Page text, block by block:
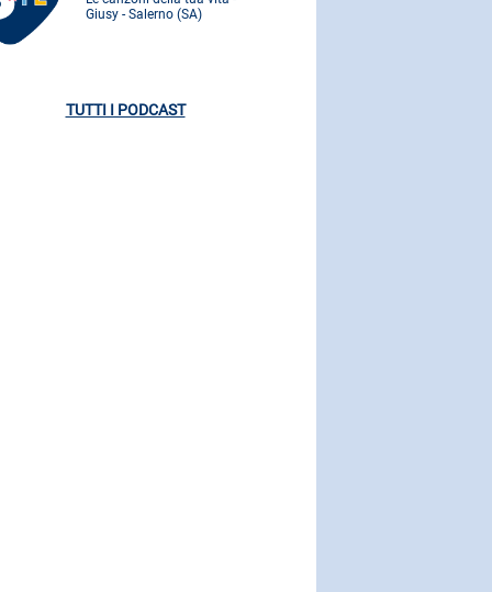
Giusy - Salerno (SA)
TUTTI I PODCAST